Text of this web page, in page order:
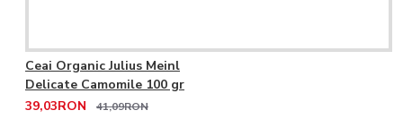
Ceai Organic Julius Meinl
Delicate Camomile 100 gr
39,03RON
41,09RON